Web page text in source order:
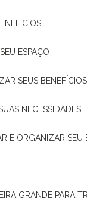
ESPAÇO
SEUS BENEFÍCIOS
NECESSIDADES
E ORGANIZAR SEU
GRANDE PARA